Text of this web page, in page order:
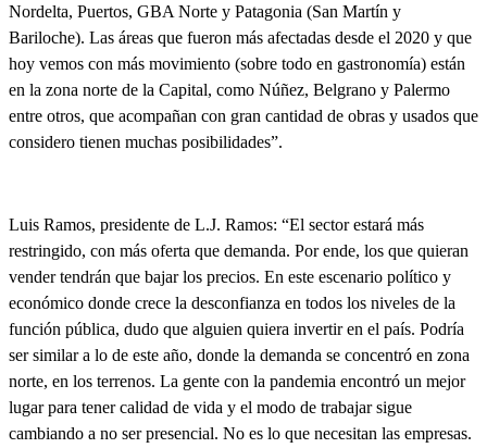
Nordelta, Puertos, GBA Norte y Patagonia (San Martín y
Bariloche). Las áreas que fueron más afectadas desde el 2020 y que
hoy vemos con más movimiento (sobre todo en gastronomía) están
en la zona norte de la Capital, como Núñez, Belgrano y Palermo
entre otros, que acompañan con gran cantidad de obras y usados que
considero tienen muchas posibilidades”.
Luis Ramos, presidente de L.J. Ramos: “El sector estará más
restringido, con más oferta que demanda. Por ende, los que quieran
vender tendrán que bajar los precios. En este escenario político y
económico donde crece la desconfianza en todos los niveles de la
función pública, dudo que alguien quiera invertir en el país. Podría
ser similar a lo de este año, donde la demanda se concentró en zona
norte, en los terrenos. La gente con la pandemia encontró un mejor
lugar para tener calidad de vida y el modo de trabajar sigue
cambiando a no ser presencial. No es lo que necesitan las empresas.